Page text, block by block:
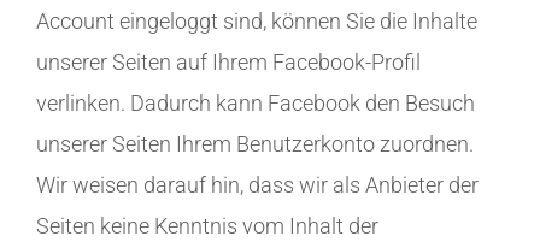
Account eingeloggt sind, können Sie die Inhalte
unserer Seiten auf Ihrem Facebook-Profil
verlinken. Dadurch kann Facebook den Besuch
unserer Seiten Ihrem Benutzerkonto zuordnen.
Wir weisen darauf hin, dass wir als Anbieter der
Seiten keine Kenntnis vom Inhalt der